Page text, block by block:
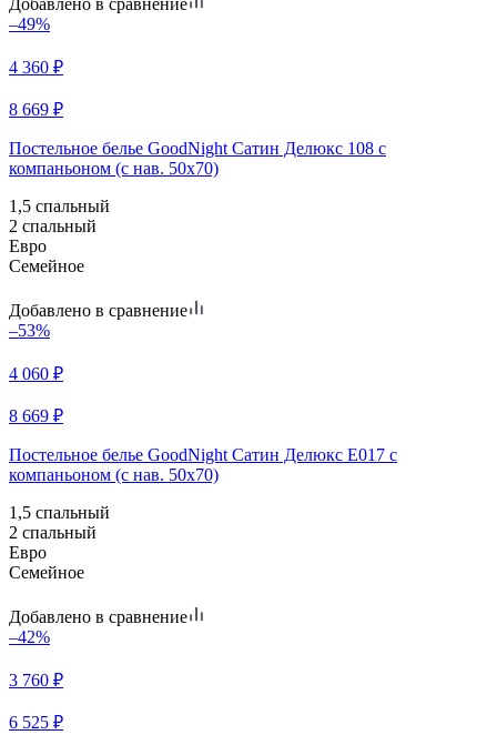
–49%
4 360 ₽
8 669 ₽
Постельное белье GoodNight Сатин Делюкс 108 с
компаньоном (с нав. 50х70)
1,5 спальный
2 спальный
Евро
Семейное
Добавлено в сравнение
–53%
4 060 ₽
8 669 ₽
Постельное белье GoodNight Сатин Делюкс E017 с
компаньоном (с нав. 50х70)
1,5 спальный
2 спальный
Евро
Семейное
Добавлено в сравнение
–42%
3 760 ₽
6 525 ₽